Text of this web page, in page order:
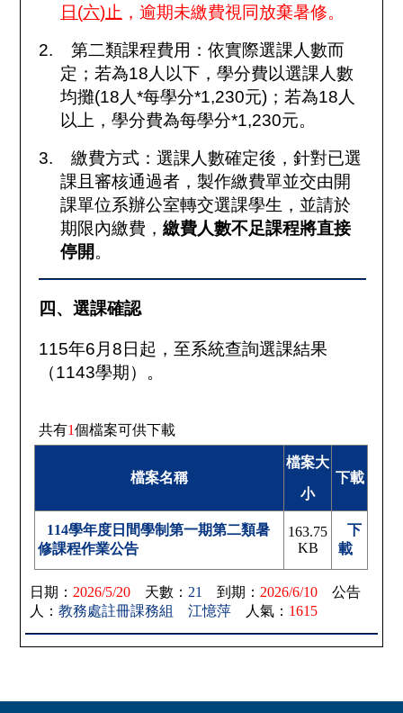
日 (六)止 ，逾期未繳費視同放棄暑修。
2.
第二類課程費用：依實際選課人數而
定；若為18人以下，學分費以選課人數
均攤(18人*每學分*1,230元)；若為18人
以上，學分費為每學分*1,230元。
3.
繳費方式：選課人數確定後，針對已選
課且審核通過者，製作繳費單並交由開
課單位系辦公室轉交選課學生，並請於
期限內繳費，繳費人數不足課程將直接
停開。
四、選課確認
115年6 月8日起，至系統查詢選課結果
（1143學期）。
共有1個檔案可供下載
檔案名稱
檔案大
小
下載
114學年度日間學制第一期第二類暑
修課程作業公告
163.75
KB
下
載
日期： 2026/5/20 天數： 21 到期： 2026/6/10 公告
人：教務處註冊課務組 江憶萍 人氣： 1615